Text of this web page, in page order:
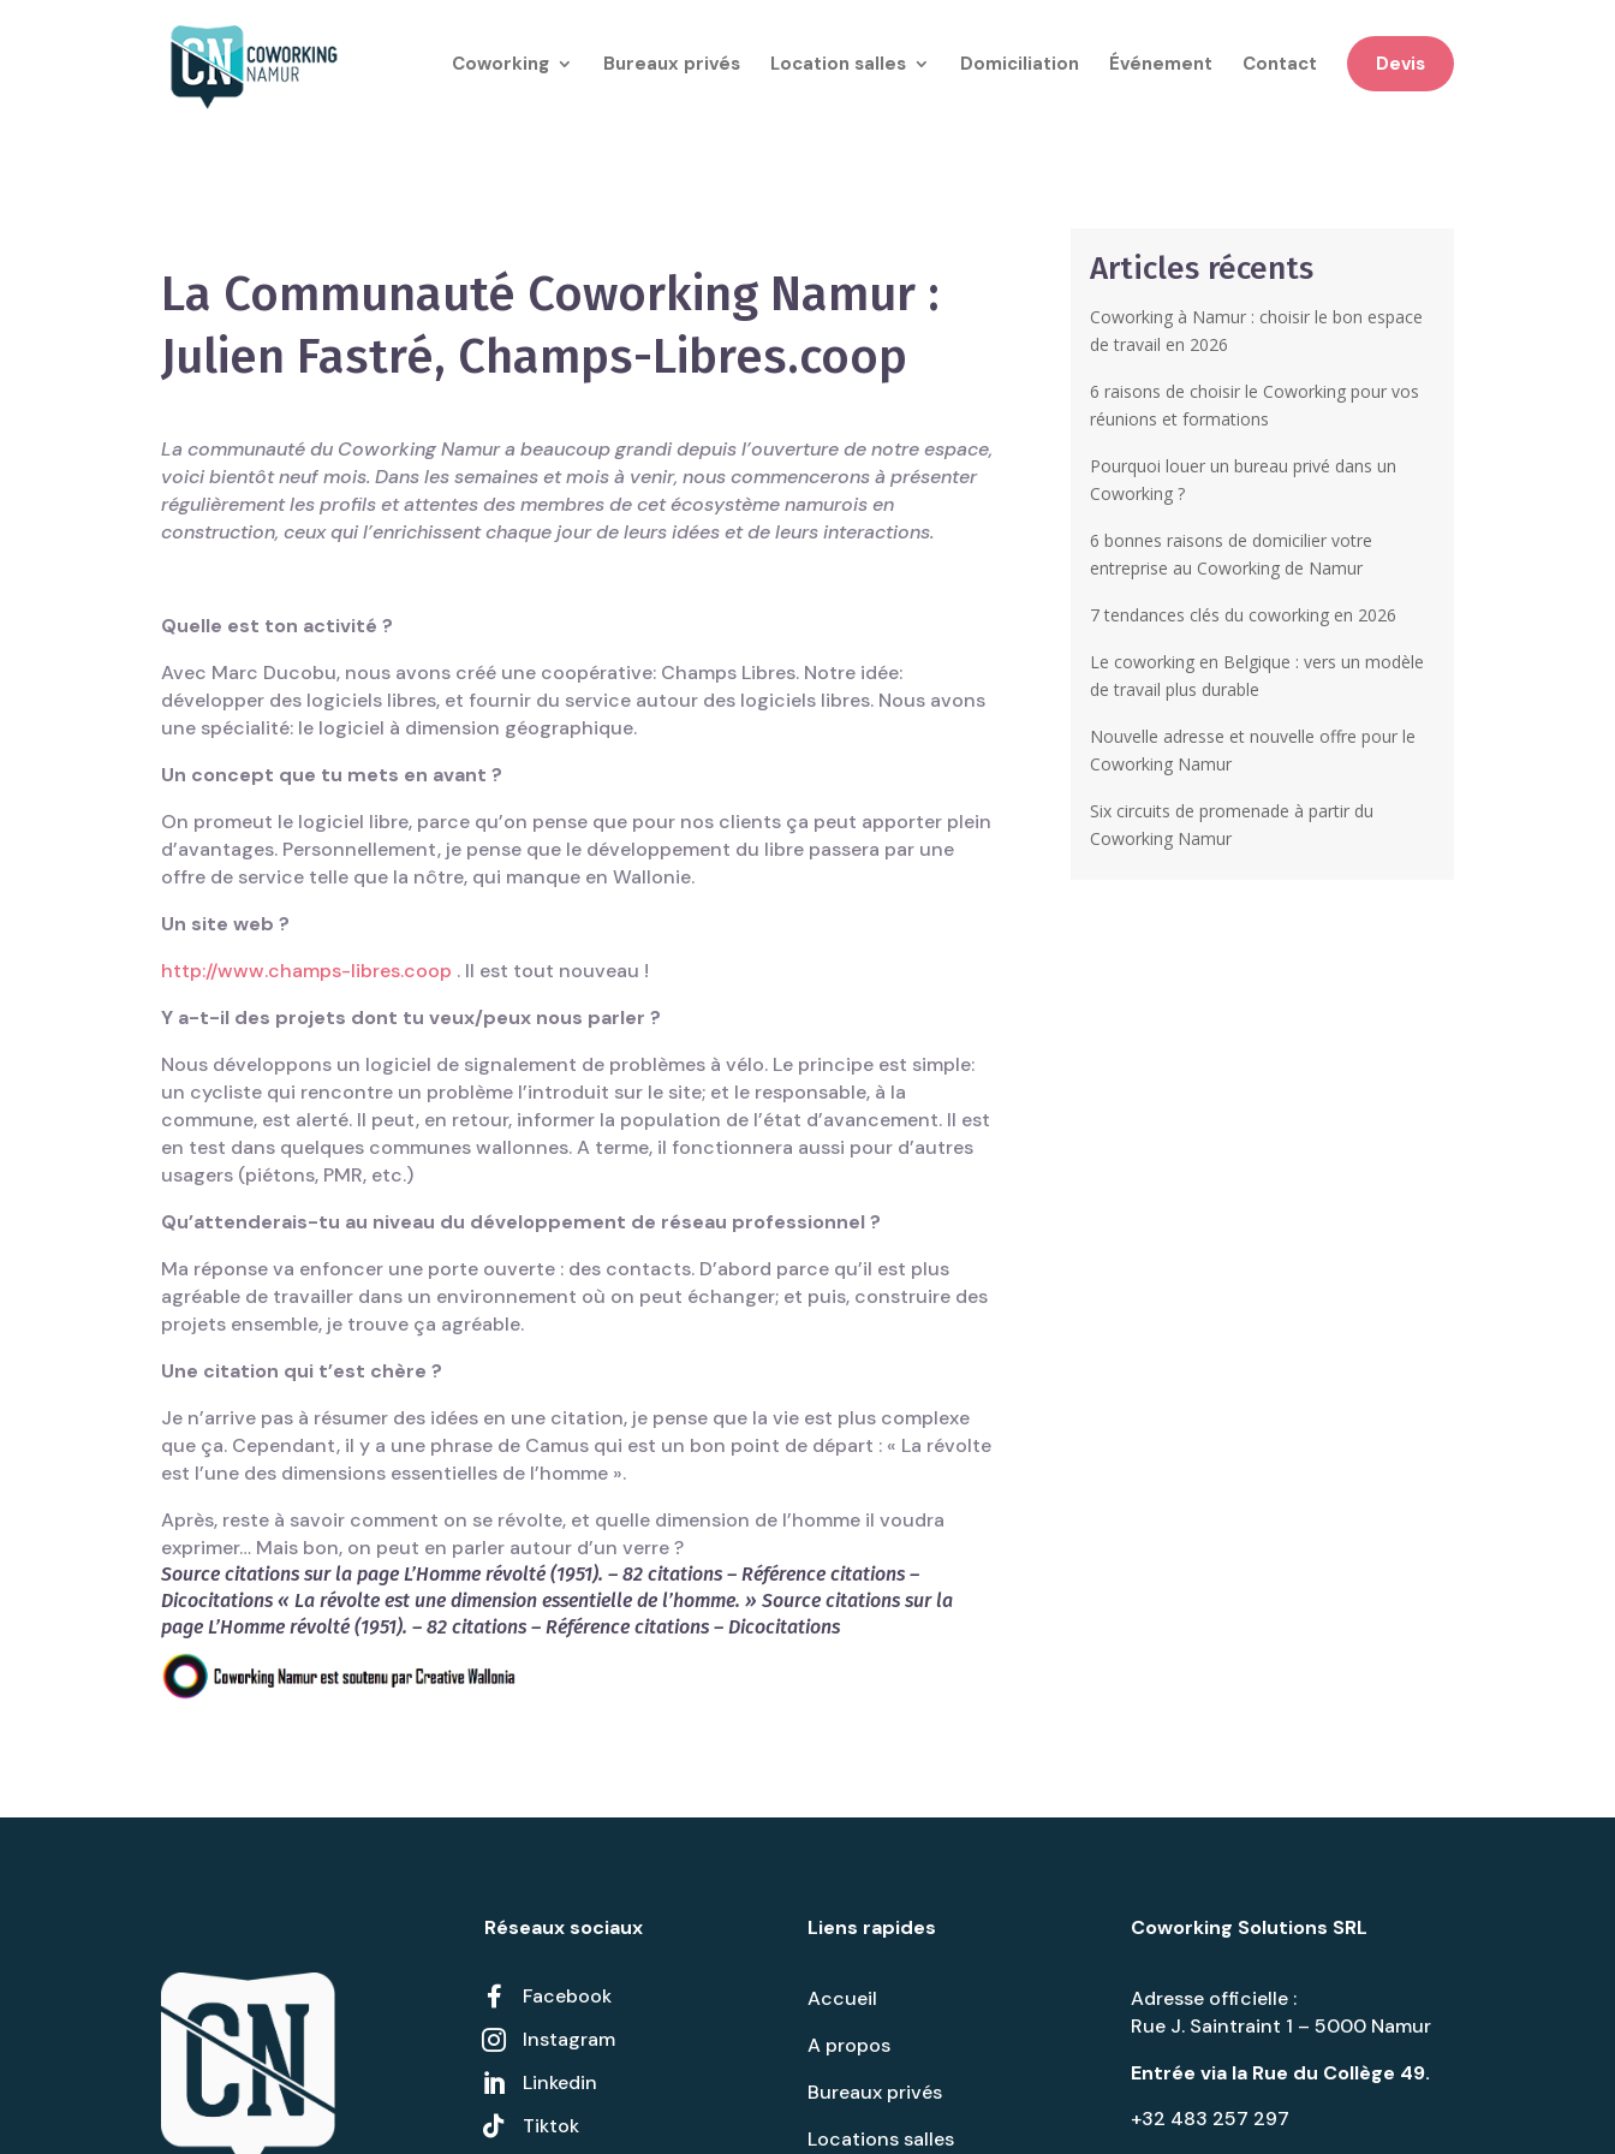
Coworking Bureaux privés Location salles Domiciliation Événement Contact Devis
La Communauté Coworking Namur :
Julien Fastré, Champs-Libres.coop
La communauté du Coworking Namur a beaucoup grandi depuis l’ouverture de notre espace,
voici bientôt neuf mois. Dans les semaines et mois à venir, nous commencerons à présenter
régulièrement les profils et attentes des membres de cet écosystème namurois en
construction, ceux qui l’enrichissent chaque jour de leurs idées et de leurs interactions.
Quelle est ton activité ?
Avec Marc Ducobu, nous avons créé une coopérative: Champs Libres. Notre idée:
développer des logiciels libres, et fournir du service autour des logiciels libres. Nous avons
une spécialité: le logiciel à dimension géographique.
Un concept que tu mets en avant ?
On promeut le logiciel libre, parce qu’on pense que pour nos clients ça peut apporter plein
d’avantages. Personnellement, je pense que le développement du libre passera par une
offre de service telle que la nôtre, qui manque en Wallonie.
Un site web ?
http://www.champs-libres.coop . Il est tout nouveau !
Y a-t-il des projets dont tu veux/peux nous parler ?
Nous développons un logiciel de signalement de problèmes à vélo. Le principe est simple:
un cycliste qui rencontre un problème l’introduit sur le site; et le responsable, à la
commune, est alerté. Il peut, en retour, informer la population de l’état d’avancement. Il est
en test dans quelques communes wallonnes. A terme, il fonctionnera aussi pour d’autres
usagers (piétons, PMR, etc.)
Qu’attenderais-tu au niveau du développement de réseau professionnel ?
Ma réponse va enfoncer une porte ouverte : des contacts. D’abord parce qu’il est plus
agréable de travailler dans un environnement où on peut échanger; et puis, construire des
projets ensemble, je trouve ça agréable.
Une citation qui t’est chère ?
Je n’arrive pas à résumer des idées en une citation, je pense que la vie est plus complexe
que ça. Cependant, il y a une phrase de Camus qui est un bon point de départ : « La révolte
est l’une des dimensions essentielles de l’homme ».
Après, reste à savoir comment on se révolte, et quelle dimension de l’homme il voudra
exprimer… Mais bon, on peut en parler autour d’un verre ?
Source citations sur la page L’Homme révolté (1951). – 82 citations – Référence citations –
Dicocitations« La révolte est une dimension essentielle de l’homme. »Source citations sur la
page L’Homme révolté (1951). – 82 citations – Référence citations – Dicocitations
Articles récents
Coworking à Namur : choisir le bon espace
de travail en 2026
6 raisons de choisir le Coworking pour vos
réunions et formations
Pourquoi louer un bureau privé dans un
Coworking ?
6 bonnes raisons de domicilier votre
entreprise au Coworking de Namur
7 tendances clés du coworking en 2026
Le coworking en Belgique : vers un modèle
de travail plus durable
Nouvelle adresse et nouvelle offre pour le
Coworking Namur
Six circuits de promenade à partir du
Coworking Namur
Réseaux sociaux
 Facebook
 Instagram

Linkedin

Tiktok
Liens rapides
Accueil
A propos
Bureaux privés
Locations salles
Coworking Solutions SRL
Adresse officielle :
Rue J. Saintraint 1 – 5000 Namur
Entrée via la Rue du Collège 49.
+32 483 257 297